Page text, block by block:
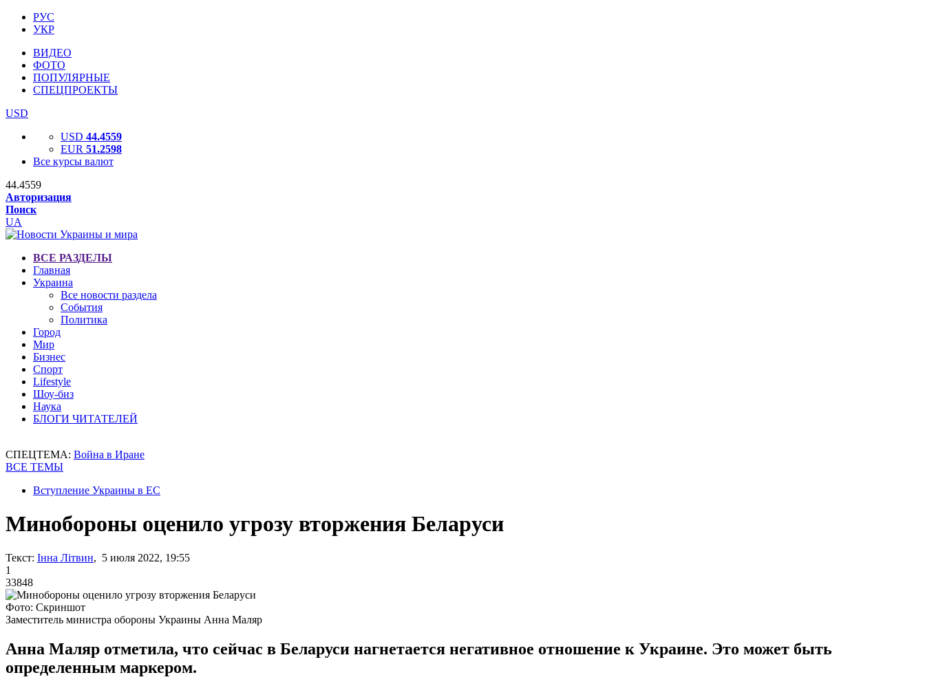
РУС
УКР
ВИДЕО
ФОТО
ПОПУЛЯРНЫЕ
СПЕЦПРОЕКТЫ
USD
USD 44.4559
EUR 51.2598
Все курсы валют
44.4559
Авторизация
Поиск
UA
ВСЕ РАЗДЕЛЫ
Главная
Украина
Все новости раздела
События
Политика
Город
Мир
Бизнес
Спорт
Lifestyle
Шоу-биз
Наука
БЛОГИ ЧИТАТЕЛЕЙ
СПЕЦТЕМА: Война в Иране
ВСЕ ТЕМЫ
Вступление Украины в ЕС
Минобороны оценило угрозу вторжения Беларуси
Текст: Інна Літвин, 5 июля 2022, 19:55
1
33848
Фото: Скриншот
Заместитель министра обороны Украины Анна Маляр
Анна Маляр отметила, что сейчас в Беларуси нагнетается негативное отношение к Украине. Это может быть
определенным маркером.